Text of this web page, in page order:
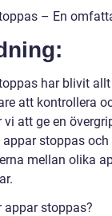
– En
har blivit
att kontrollera
vi att ge en
appar stoppas
mellan olika
appar stoppas?